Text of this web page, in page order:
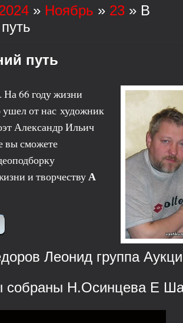
» Ноябрь » 23 » В
путь
На 66 году жизни
от нас художник
Александр Ильич
вы сможете
и творчествуА
Леонид группа
собраны Н.Осинцева Е